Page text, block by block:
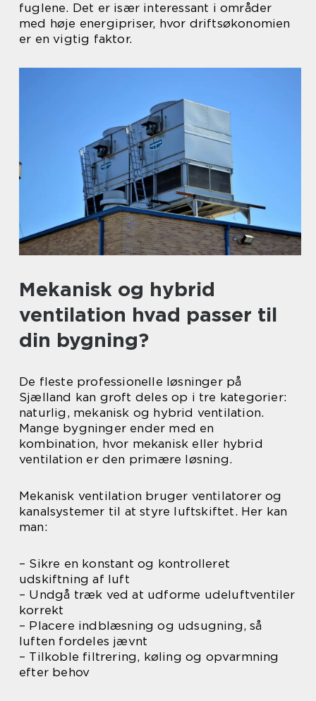
fuglene. Det er især interessant i områder
med høje energipriser, hvor driftsøkonomien
er en vigtig faktor.
Mekanisk og hybrid
ventilation hvad passer til
din bygning?
De fleste professionelle løsninger på
Sjælland kan groft deles op i tre kategorier:
naturlig, mekanisk og hybrid ventilation.
Mange bygninger ender med en
kombination, hvor mekanisk eller hybrid
ventilation er den primære løsning.
Mekanisk ventilation bruger ventilatorer og
kanalsystemer til at styre luftskiftet. Her kan
man:
– Sikre en konstant og kontrolleret
udskiftning af luft
– Undgå træk ved at udforme udeluftventiler
korrekt
– Placere indblæsning og udsugning, så
luften fordeles jævnt
– Tilkoble filtrering, køling og opvarmning
efter behov